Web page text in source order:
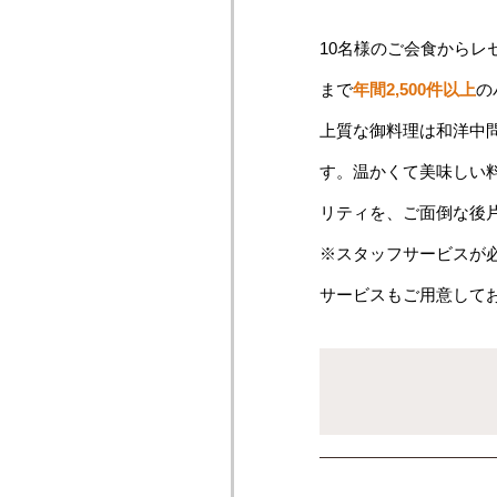
10名様のご会食からレ
まで年間2,500件以上の
上質な御料理は和洋
す。温かくて美味しい
リティを、ご面倒な後
※スタッフサービスが
サービスもご用意して